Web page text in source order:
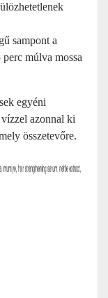
sampont a
múlva mossa
egyéni
azonnal ki
összetevőre.